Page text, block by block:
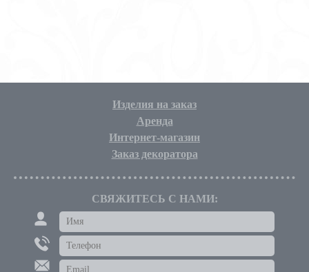
Изделия на заказ
Аренда
Интернет-магазин
Заказ декоратора
СВЯЖИТЕСЬ С НАМИ: